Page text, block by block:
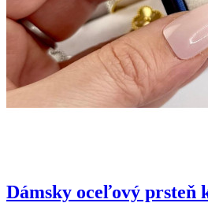
Dámsky oceľový prsteň